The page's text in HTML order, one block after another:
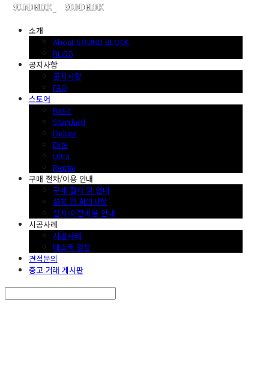
소개
About SOUND BLOCK
BLOG
공지사항
공지사항
FAQ
스토어
Basic
Standard
Deluxe
Elite
Ultra
Rental
구매 절차/이용 안내
구매 절차 및 안내
설치 전 확인사항
설치/이전비용 안내
시공사례
시공사례
테스트 영상
견적문의
중고 거래 게시판